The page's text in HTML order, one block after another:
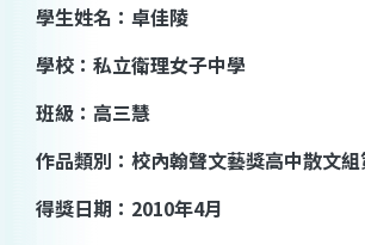
學生姓名： 卓佳陵
學校： 私立衛理女子中學
班級： 高三慧
作品類別： 校內翰聲文藝獎高中散文組
得獎日期： 2010年4月